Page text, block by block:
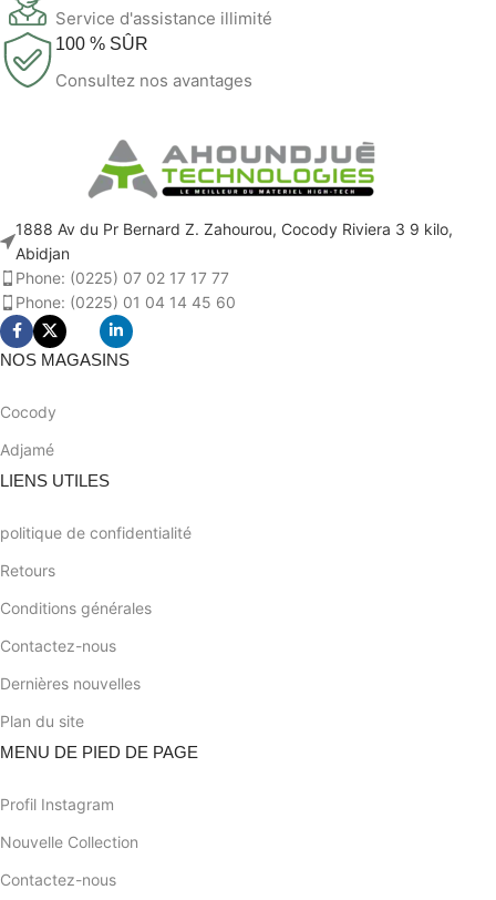
Service d'assistance illimité
100 % SÛR
Consultez nos avantages
1888 Av du Pr Bernard Z. Zahourou, Cocody Riviera 3 9 kilo,
Abidjan
Phone: (0225) 07 02 17 17 77
Phone: (0225) 01 04 14 45 60
NOS MAGASINS
Cocody
Adjamé
LIENS UTILES
politique de confidentialité
Retours
Conditions générales
Contactez-nous
Dernières nouvelles
Plan du site
MENU DE PIED DE PAGE
Profil Instagram
Nouvelle Collection
Contactez-nous